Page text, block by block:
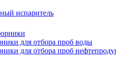
испаритель
для отбора проб воды
для отбора проб